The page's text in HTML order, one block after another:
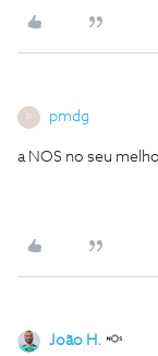
pmdg
a NOS no seu
João H.